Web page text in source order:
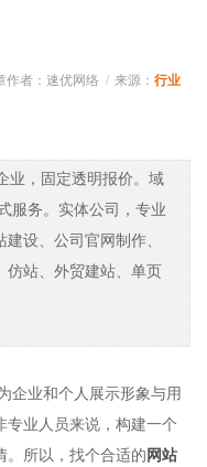
作者：速优网络 来源： 行业
业，固定透明报价。域
服务。实体公司，专业
设、公司官网制作、
仿站、外贸建站、单页
企业和个人展示形象与用
专业人员来说，构建一个
。所以，找个合适的网站